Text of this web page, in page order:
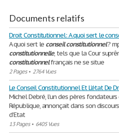
Documents relatifs
Droit Constitutionnel: A quoi sert le
A quoi sert le conseil constitutionnel?
constitutionnelle, tels que la Cour
constitutionnelfrançais ne se situe
2 Pages• 2764 Vues
Le Conseil Constitutionnel Et L'état De
Michel Debré, l’un des pères
République, annonçait dans son
d’Etat
13 Pages• 6405 Vues